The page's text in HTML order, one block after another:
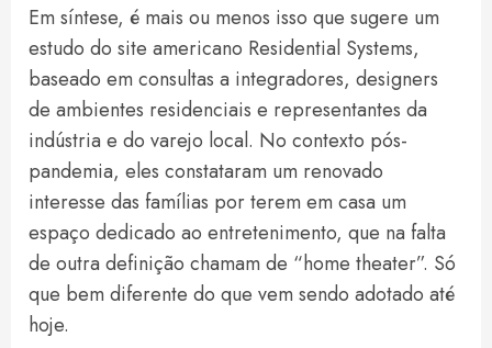
Em síntese, é mais ou menos isso que sugere um
estudo do site americano Residential Systems,
baseado em consultas a integradores, designers
de ambientes residenciais e representantes da
indústria e do varejo local. No contexto pós-
pandemia, eles constataram um renovado
interesse das famílias por terem em casa um
espaço dedicado ao entretenimento, que na falta
de outra definição chamam de “home theater”. Só
que bem diferente do que vem sendo adotado até
hoje.